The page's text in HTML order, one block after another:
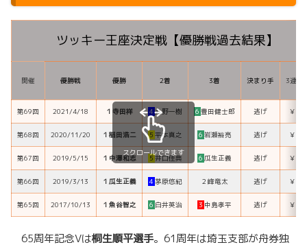
ツッキー王座決定戦【優勝戦過去結果】
開催 優勝戦 優勝 2着 3着 決まり手 3連単
第69回 2021/4/18 １ 寺田祥 ４丸野一樹 ６ 豊田健士郎 逃げ ￥
第68回 2020/11/20 １ 稲田浩二 ５ 平本真之 ６ 岩瀬裕亮 逃げ ￥
第67回 2019/5/15 １ 中澤和志 ５ 井口佳典 ６ 瓜生正義 逃げ ￥
第66回 2019/3/13 １ 瓜生正義 ４茅原悠紀 ２ 峰竜太 逃げ ￥
第65回 2017/10/13 １ 魚谷智之 ６ 白井英治 ３ 中島孝平 逃げ ￥
スクロールできます
65周年記念Vは桐生順平選手。61周年は埼玉支部が舟券独